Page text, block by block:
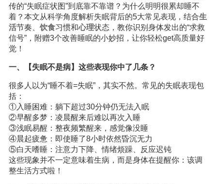
传的“失眠症状图”到底靠不靠谱？为什么明明很累却睡不
着？本文从科学角度解析失眠背后的5大常见表现，结合生
活节奏、 饮食习惯和心理状态，教你识别身体发出的“求救
信号”，附赠3个改善睡眠的小妙招，让你轻松get高质量好
觉！
一、【失眠不是病】这些表现你中了几条？
很多人以为“睡不着=失眠”，其实不然。常见的失眠表现包
括：
①入睡困难：躺下超过30分钟仍无法入眠
②早醒多梦：凌晨醒来后难以再次入睡
③浅眠易醒：整夜频繁醒来，感觉像没睡
④晨起疲惫：即使睡了8小时依然昏沉无力
⑤白天嗜睡：注意力下降、情绪烦躁、反应迟钝
这些现象并不一定意味着生病，而是身体在提醒你：该调
整生活方式啦！